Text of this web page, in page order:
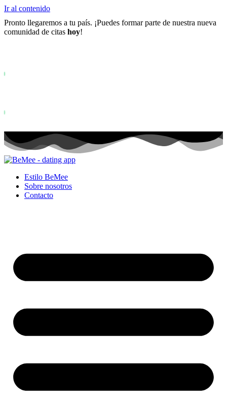
Ir al contenido
Pronto llegaremos a tu país. ¡Puedes formar parte de nuestra nueva
comunidad de citas hoy!
Estilo BeMee
Sobre nosotros
Contacto